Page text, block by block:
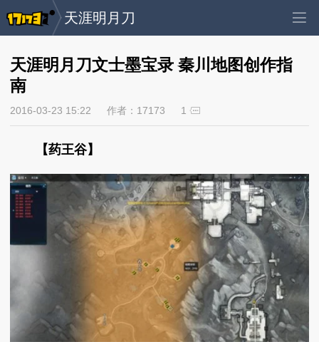
天涯明月刀
天涯明月刀文士墨宝录 秦川地图创作指
南
2016-03-23 15:22 作者：17173 1
【药王谷】